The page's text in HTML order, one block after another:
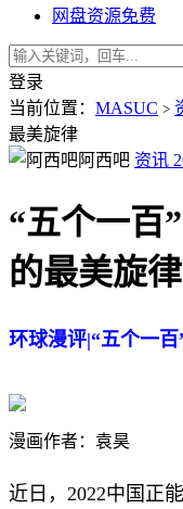
网盘资源免费
登录
当前位置： MASUC >
最美旋律
阿西吧 资讯
“五个一百
的最美旋律
环球漫评|“五个一
漫画作者：袁昊
近日，2022中国正